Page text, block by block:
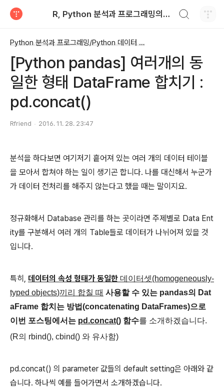
R, Python 분석과 프로그래밍의 친구 (by R Friend)
Python 분석과 프로그래밍/Python 데이터 전처리
[Python pandas] 여러개의 동
일한 형태 DataFrame 합치기 :
pd.concat()
Rfriend 2016. 11. 28. 23:47
분석을 하다보면 여기저기 흩어져 있는 여러 개의 데이터 테이블
을 모아서 합쳐야 하는 일이 생기곤 합니다. 나를 대신해서 누군가
가 데이터 전처리를 해주지 않는다고 했을 때는 말이지요.
정규화해서 Database 관리를 하는 곳이라면 주제별로 Data Ent
ity를 구분해서 여러 개의 Table들로 데이터가 나뉘어져 있을 것
입니다.
특히, 데이터의 속성 형태가 동일한 데이터셋(homogeneously-
typed objects)끼리 합칠 때 사용할 수 있는 pandas의 Dat
aFrame 합치는 방법(concatenating DataFrames)으로
이번 포스팅에서는 pd.concat() 함수를 소개하겠습니다.
(R의 rbind(), cbind() 와 유사함)
pd.concat() 의 parameter 값들의 default setting은 아래와 같
습니다. 하나씩 예를 들어가면서 소개하겠습니다.